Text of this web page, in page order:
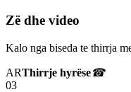
Zë dhe video
Kalo nga biseda te thirrja
ARThirrje hyrëse☎
03